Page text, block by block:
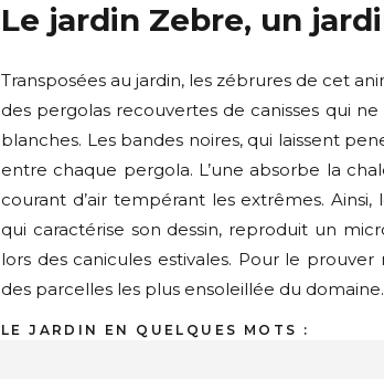
Le jardin Zebre, un
Transposées au jardin, les zébrures de cet
des pergolas recouvertes de canisses qui
blanches. Les bandes noires, qui laissent
entre chaque pergola. L’une absorbe la
courant d’air tempérant les extrêmes.
qui caractérise son dessin, reproduit un
lors des canicules estivales. Pour le
des parcelles les plus ensoleillée du domaine.
LE JARDIN EN QUELQUES MOTS :